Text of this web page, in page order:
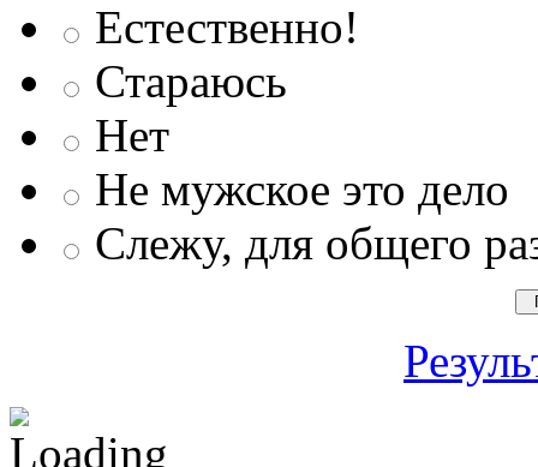
Естественно!
Стараюсь
Нет
Не мужское это дело
Слежу, для общего